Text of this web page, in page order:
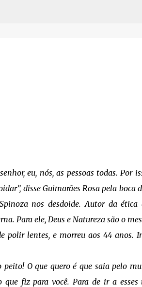
eu, nós, as pessoas todas. Por
disse Guimarães Rosa pela
nos desdoide. Autor da
Para ele, Deus e Natureza são o
polir lentes, e morreu aos 44 anos.
O que quero é que saia pelo
fiz para você. Para de ir a esses